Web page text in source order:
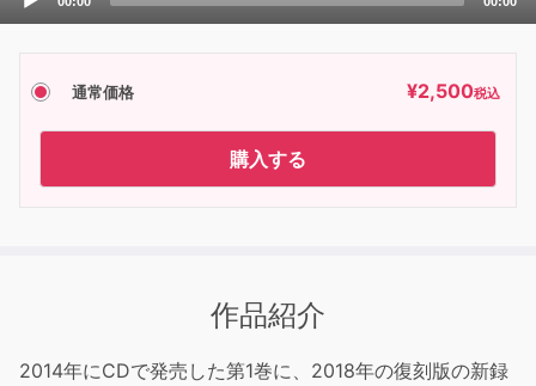
Player
通常価格 ¥2,500税込
購入する
作品紹介
2014年にCDで発売した第1巻に、2018年の復刻版の新録